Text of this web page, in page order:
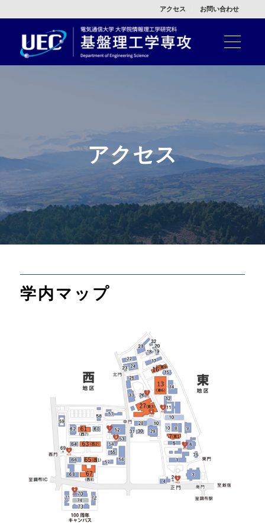
アクセス お問い合わせ
アクセス
学内マップ